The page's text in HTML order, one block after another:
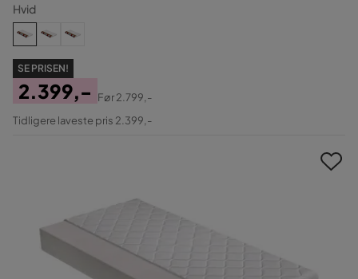
Hvid
SE PRISEN!
Pris
2.399,-
Original
Før2.799,-
Tidligere laveste pris 2.399,-